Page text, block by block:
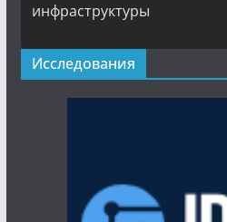
инфраструктуры
Исследования